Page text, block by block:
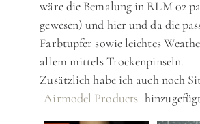
wäre die Bemalung in RLM 02
gewesen) und hier und da die
Farbtupfer sowie leichtes
allem mittels Trockenpinseln.
Zusätzlich habe ich auch noch
Airmodel Products